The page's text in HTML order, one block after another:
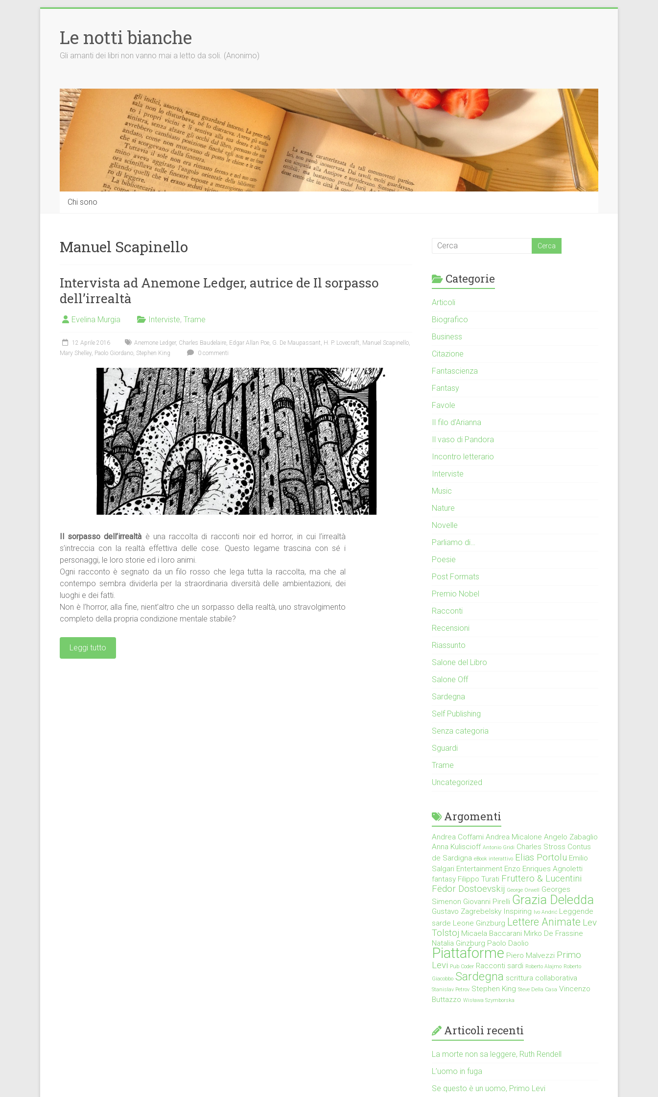
contenutoLe notti bianche
Gli amanti dei libri non vanno mai a letto da soli. (Anonimo)
Chi sono
Manuel Scapinello
Intervista ad Anemone Ledger, autrice de Il sorpasso
dell’irrealtà
Evelina Murgia Interviste, Trame
12 Aprile 2016 Anemone Ledger, Charles Baudelaire Edgar Allan Poe G. De Maupassant H. P. Lovecraft Manuel Scapinello
Mary Shelley, Paolo Giordano Stephen King 0 commenti
Il sorpasso dell’irrealtà è una raccolta di racconti noir ed horror, in cui l’irrealtà
s’intreccia con la realtà effettiva delle cose. Questo legame trascina con sé i
personaggi, le loro storie ed i loro animi.
Ogni racconto è segnato da un filo rosso che lega tutta la raccolta, ma che al
contempo sembra dividerla per la straordinaria diversità delle ambientazioni, dei
luoghi e dei fatti.
Non è l’horror, alla fine, nient’altro che un sorpasso della realtà, uno stravolgimento
completo della propria condizione mentale stabile?
Leggi tutto
Categorie
Articoli
Biografico
Business
Citazione
Fantascienza
Fantasy
Favole
Il filo d'Arianna
Il vaso di Pandora
Incontro letterario
Interviste
Music
Nature
Novelle
Parliamo di…
Poesie
Post Formats
Premio Nobel
Racconti
Recensioni
Riassunto
Salone del Libro
Salone Off
Sardegna
Self Publishing
Senza categoria
Sguardi
Trame
Uncategorized
Argomenti
Andrea Coffami Andrea Micalone Angelo Zabaglio
Anna Kuliscioff Antonio Gridi Charles Stross Contus
de Sardigna eBook interattivo Elias Portolu Emilio
Salgari Entertainment Enzo Enriques Agnoletti
fantasy Filippo Turati Fruttero & Lucentini
Fëdor Dostoevskij George Orwell Georges
Simenon Giovanni Pirelli Grazia Deledda
Gustavo Zagrebelsky Inspiring Ivo Andrić Leggende
sarde Leone Ginzburg Lettere Animate Lev
Tolstoj Micaela Baccarani Mirko De Frassine
Natalia Ginzburg Paolo Daolio
Piattaforme Piero Malvezzi Primo
Levi Pub Coder Racconti sardi Roberto Alajmo Roberto
Giacobbo Sardegna scrittura collaborativa
Stanislav Petrov Stephen King Steve Della Casa Vincenzo
Buttazzo Wisława Szymborska
Articoli recenti
La morte non sa leggere, Ruth Rendell
L’uomo in fuga
Se questo è un uomo, Primo Levi